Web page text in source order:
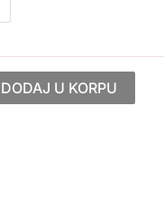
DODAJ U KORPU